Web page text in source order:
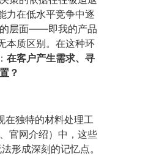
力在低水平竞争中逐
的层面——即我的产品
本质区别。在这种环
在客户产生需求、寻
？​
在独特的材料处理工
官网介绍）中，这些
形成深刻的记忆点。